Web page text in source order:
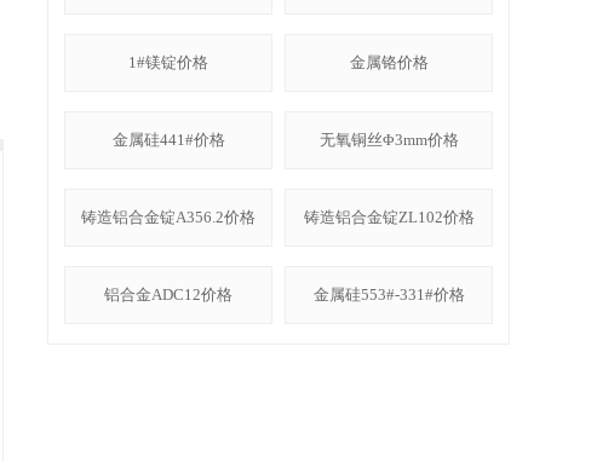
1#镁锭价格 金属铬价格
金属硅441#价格 无氧铜丝Φ3mm价格
铸造铝合金锭A356.2价格 铸造铝合金锭ZL102价格
铝合金ADC12价格 金属硅553#-331#价格